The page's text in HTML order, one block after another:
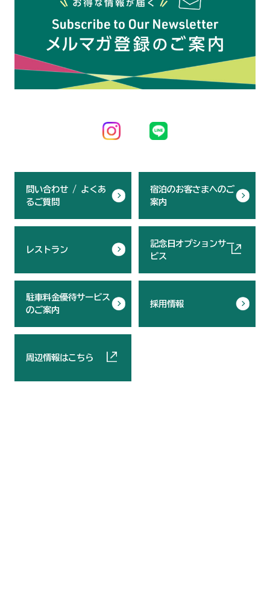
問い合わせ / よくあ
るご質問
宿泊のお客さまへのご
案内
レストラン
記念日オプションサー
ビス
駐車料金優待サービス
のご案内
採用情報
周辺情報はこちら